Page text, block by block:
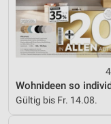
Gültig bis Fr. 14.08.
Analyse von
Kombinationen von
Quellen
Entwicklung und
Verwendung